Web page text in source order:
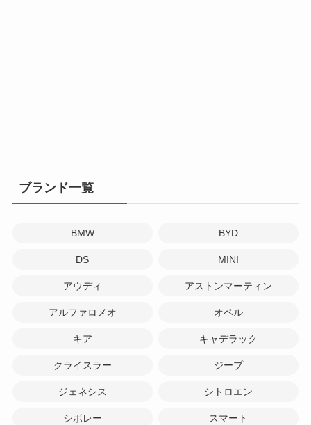
ブランド一覧
BMW BYD
DS MINI
アウディ アストンマーティン
アルファロメオ オペル
キア キャデラック
クライスラー ジープ
ジェネシス シトロエン
シボレー スマート